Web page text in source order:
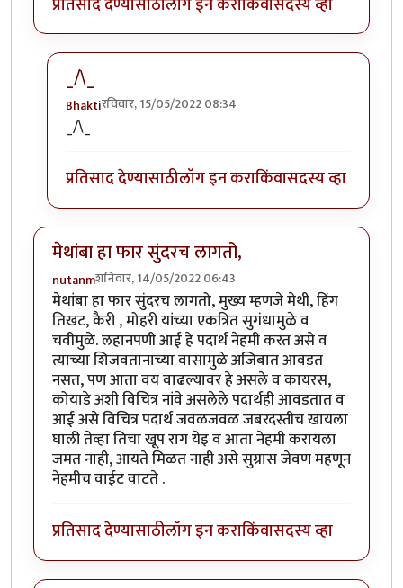
_/\_
Bhaktiरविवार, 15/05/2022 08:34
In reply to
_/\_
प्रतिसाद देण्यासाठीलॉग इन कराकिंवासदस्य व्हा
मेथांबा हा फार सुंदरच लागतो,
nutanmशनिवार, 14/05/2022 06:43
मेथांबा हा फार सुंदरच लागतो, मुख्य म्हणजे मेथी, हिंग
तिखट, कैरी , मोहरी यांच्या एकत्रित सुगंधामुळे व
चवीमुळे. लहानपणी आई हे पदार्थ नेहमी करत असे व
त्याच्या शिजवतानाच्या वासामुळे अजिबात आवडत
नसत, पण आता वय वाढल्यावर हे असले व कायरस,
कोयाडे अशी विचित्र नांवे असलेले पदार्थही आवडतात व
आई असे विचित्र पदार्थ जवळजवळ जबरदस्तीच खायला
घाली तेव्हा तिचा खूप राग येइ व आता नेहमी करायला
जमत नाही, आयते मिळत नाही असे सुग्रास जेवण महणून
नेहमीच वाईट वाटते .
प्रतिसाद देण्यासाठीलॉग इन कराकिंवासदस्य व्हा